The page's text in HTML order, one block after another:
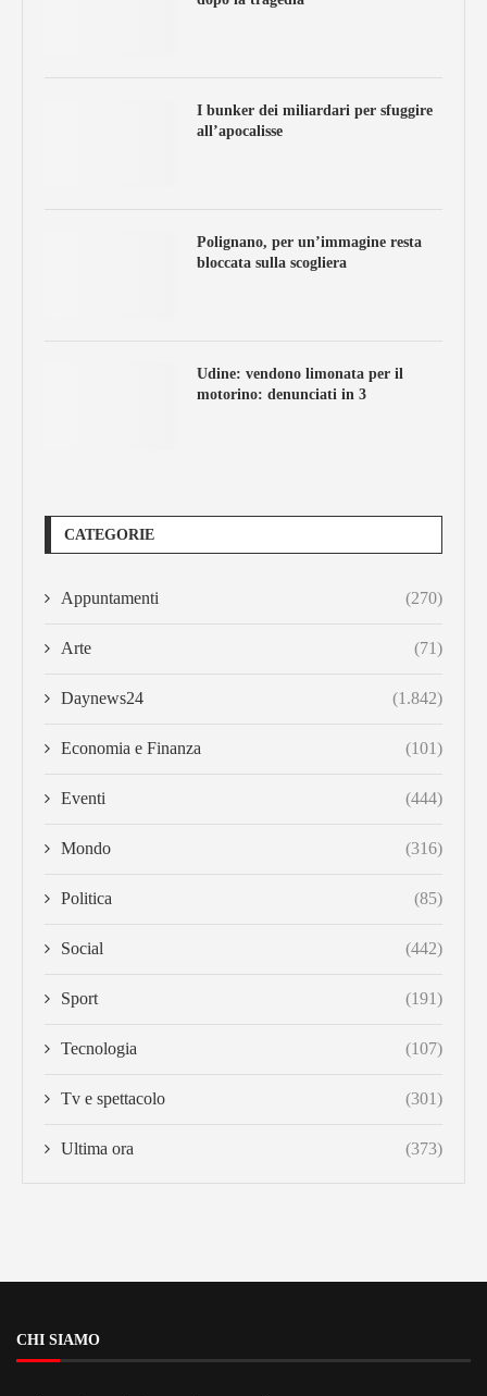
I bunker dei miliardari per sfuggire
all’apocalisse
Polignano, per un’immagine resta
bloccata sulla scogliera
Udine: vendono limonata per il
motorino: denunciati in 3
CATEGORIE
Appuntamenti (270)
Arte (71)
Daynews24 (1.842)
Economia e Finanza (101)
Eventi (444)
Mondo (316)
Politica (85)
Social (442)
Sport (191)
Tecnologia (107)
Tv e spettacolo (301)
Ultima ora (373)
CHI SIAMO